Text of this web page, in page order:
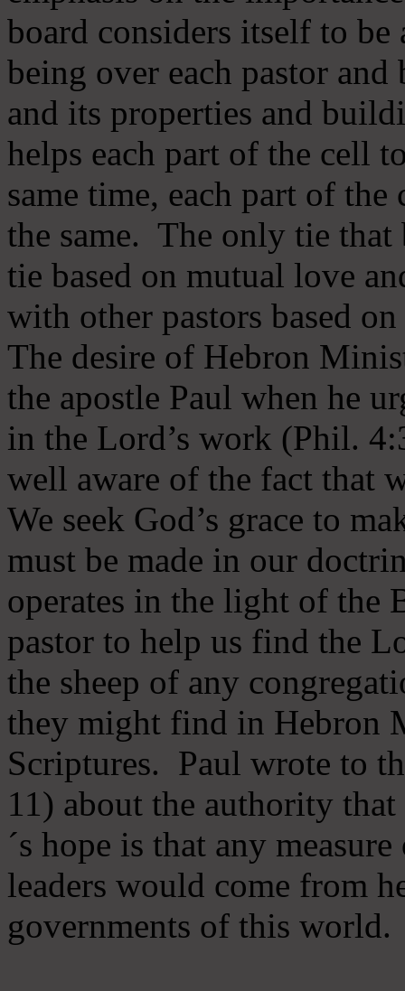
board considers itself to be
being over each pastor
and its properties and
helps each part of the cell
same time, each part of
the same. The only tie that
tie based on mutual love
with other pastors based
The desire of Hebron
the apostle Paul when he
in the Lord’s work (Phil.
well aware of the fact that
We seek God’s grace to
must be made in our
operates in the light of the
pastor to help us find the
the sheep of any
they might find in Hebron
Scriptures. Paul wrote to
11) about the authority
´s hope is that any
leaders would come from
governments of this world.